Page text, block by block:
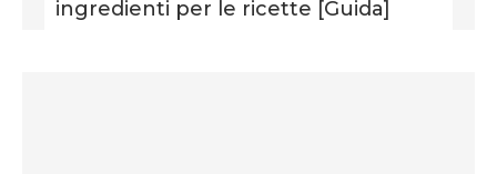
ingredienti per le ricette [Guida]